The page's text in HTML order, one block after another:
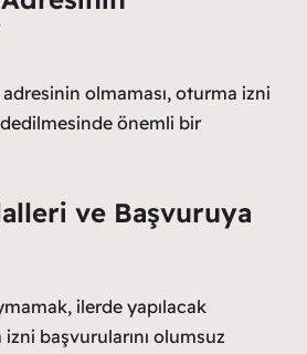
olmaması, oturma izni
önemli bir
ve Başvuruya
ilerde yapılacak
başvurularını olumsuz